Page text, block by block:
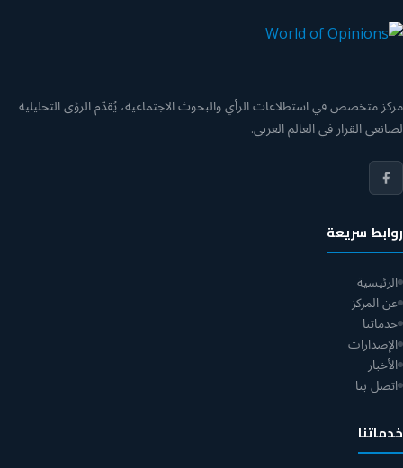
مركز متخصص في استطلاعات الرأي والبحوث الاجتماعية، يُقدّم الرؤى التحليلية
لصانعي القرار في العالم العربي.
روابط سريعة
الرئيسية
عن المركز
خدماتنا
الإصدارات
الأخبار
اتصل بنا
خدماتنا